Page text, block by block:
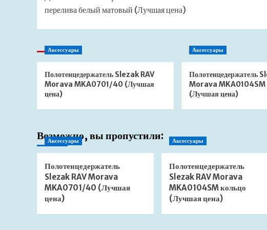
перелива белый матовый (Лучшая цена)
Аксессуары
Полотенцедержатель Slezak RAV
Morava MKA0701/40 (Лучшая
цена)
Аксессуары
Полотенцедержатель
Morava MKA0104SM
(Лучшая цена)
Возможно, вы пропустили:
Аксессуары
Полотенцедержатель
Slezak RAV Morava
MKA0701/40 (Лучшая
цена)
Аксессуары
Полотенцедержатель
Slezak RAV Morava
MKA0104SM кольцо
(Лучшая цена)